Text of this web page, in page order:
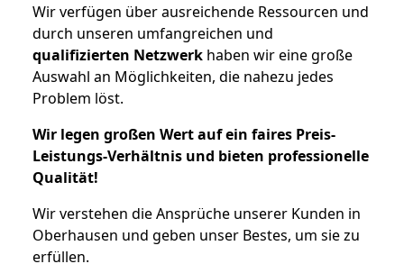
Wir verfügen über ausreichende Ressourcen und
durch unseren umfangreichen und
qualifizierten Netzwerk haben wir eine große
Auswahl an Möglichkeiten, die nahezu jedes
Problem löst.
Wir legen großen Wert auf ein faires Preis-
Leistungs-Verhältnis und bieten professionelle
Qualität!
Wir verstehen die Ansprüche unserer Kunden in
Oberhausen und geben unser Bestes, um sie zu
erfüllen.